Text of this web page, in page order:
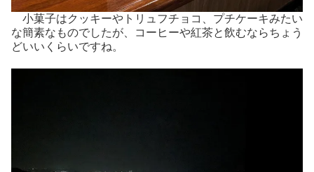
小菓子はクッキーやトリュフチョコ、プチケーキみたい
な簡素なものでしたが、コーヒーや紅茶と飲むならちょう
どいいくらいですね。